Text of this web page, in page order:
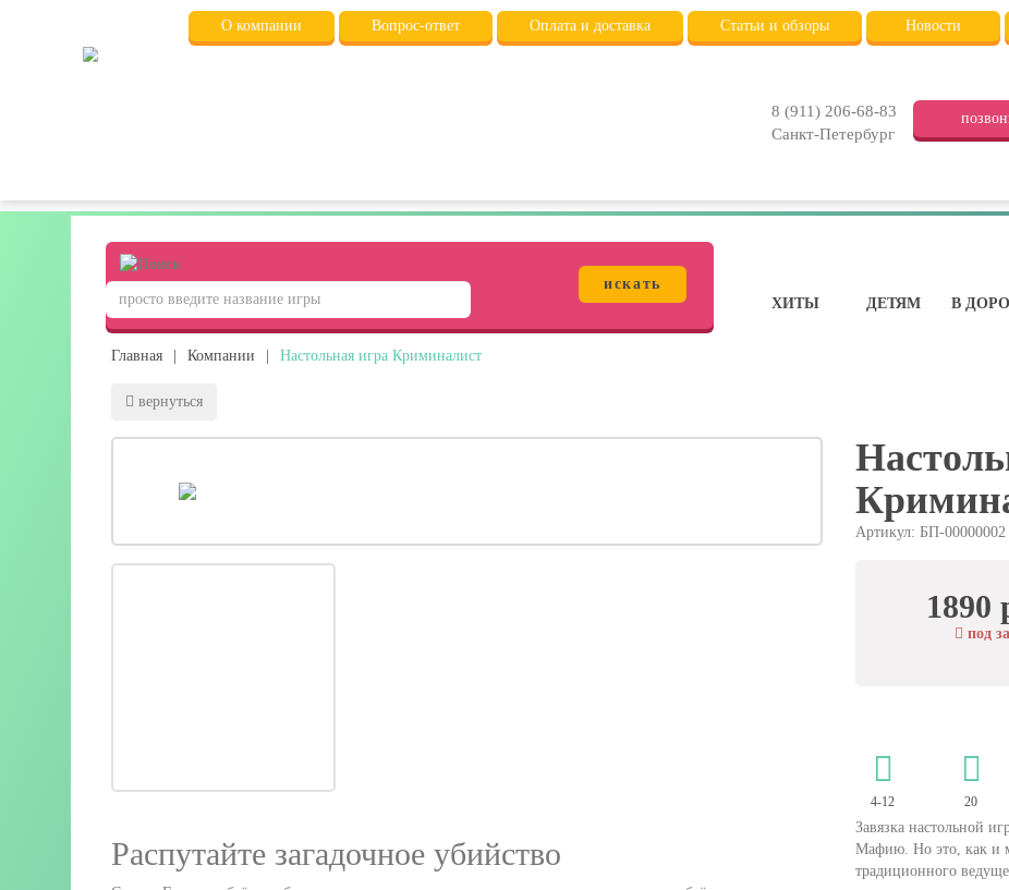
О компании Вопрос-ответ Оплата и доставка Статьи и обзоры Новости
8 (911) 206-68-83
Санкт-Петербург
искать
ХИТЫ
ДЕТЯМ В
Главная Компании Настольная игра Криминалист
вернуться
Распутайте загадочное убийство
Артикул: БП-00000002
1890
под
4-12 20
Завязка настольной
Мафию. Но это, как и
традиционного